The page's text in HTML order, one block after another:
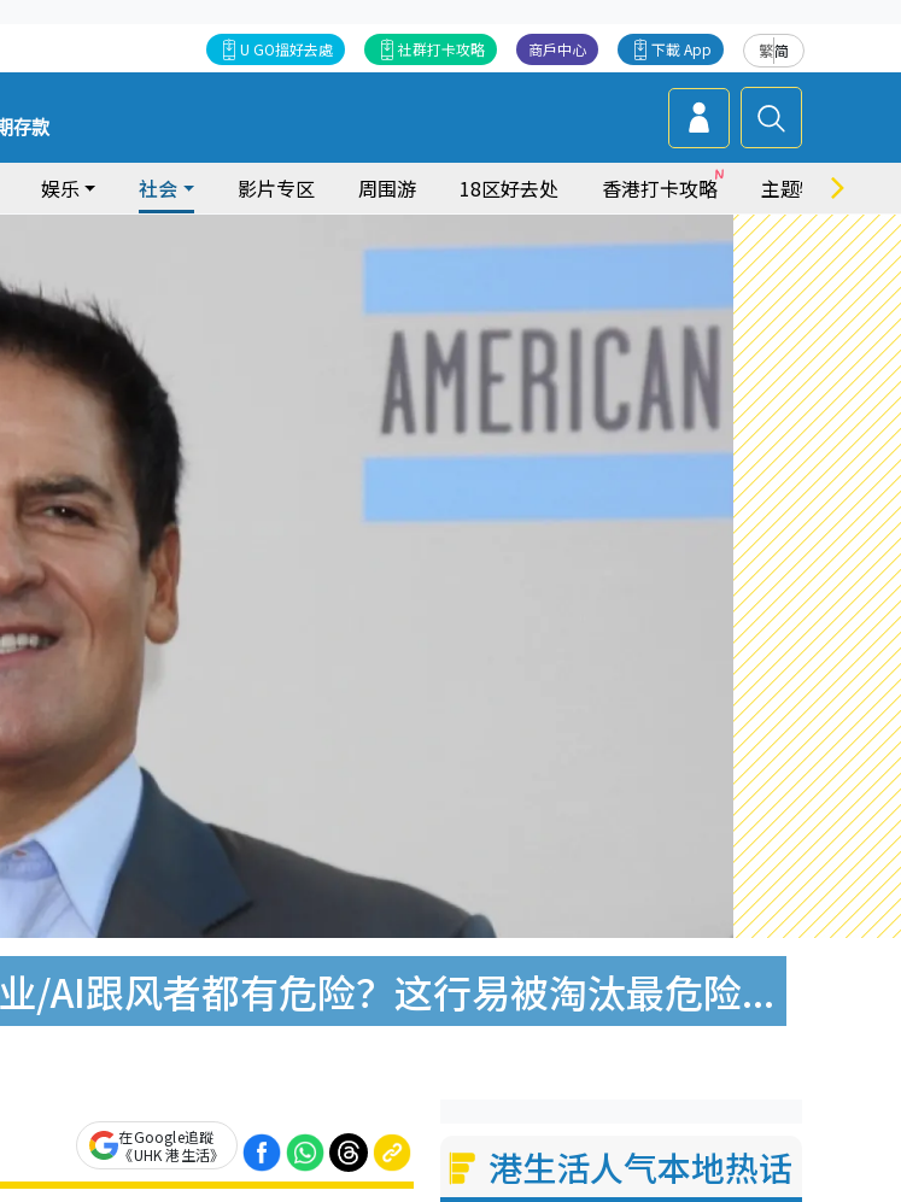
繁简
下載 App
商戶中心
社群打卡攻略
U GO搵好去處
存款
娱乐 社会 影片专区 周围游 18区好去处 香港打卡攻略 主题特集
/AI跟风者都有危险？这行易被淘汰最危险...
在Google追蹤
《UHK 港生活》
港生活人气本地热话